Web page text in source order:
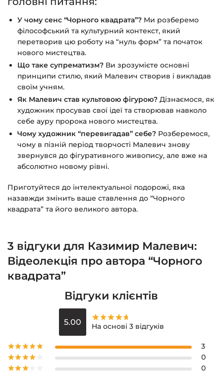
У чому сенс “Чорного квадрата”? Ми розберемо
філософський та культурний контекст, який
перетворив цю роботу на “нуль форм” та початок
нового мистецтва.
Що таке супрематизм? Ви зрозумієте основні
принципи стилю, який Малевич створив і викладав
своїм учням.
Як Малевич став культовою фігурою? Дізнаємося, як
художник просував свої ідеї та створював навколо
себе ауру пророка нового мистецтва.
Чому художник “перевигадав” себе? Розберемося,
чому в пізній період творчості Малевич знову
звернувся до фігуративного живопису, але вже на
абсолютно новому рівні.
Приготуйтеся до інтелектуальної подорожі, яка
назавжди змінить ваше ставлення до “Чорного
квадрата” та його великого автора.
3 відгуки для Казимир Малевич:
Відеолекція про автора “Чорного
квадрата”
Відгуки клієнтів
5.00 На основі 3 відгуків
3
0
0